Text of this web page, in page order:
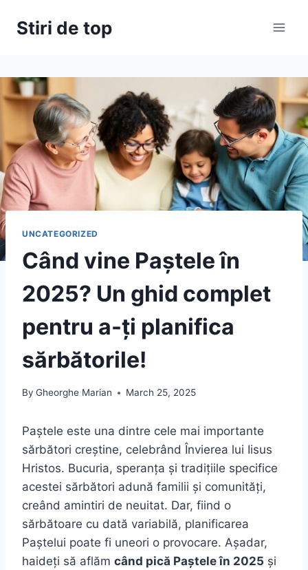
Stiri de top
UNCATEGORIZED
Când vine Paștele în
2025? Un ghid complet
pentru a-ți planifica
sărbătorile!
By Gheorghe Marian March 25, 2025
Paștele este una dintre cele mai importante
sărbători creștine, celebrând Învierea lui Iisus
Hristos. Bucuria, speranța și tradițiile specifice
acestei sărbători adună familii și comunități,
creând amintiri de neuitat. Dar, fiind o
sărbătoare cu dată variabilă, planificarea
Paștelui poate fi uneori o provocare. Așadar,
haideți să aflăm când pică Paștele în 2025 și